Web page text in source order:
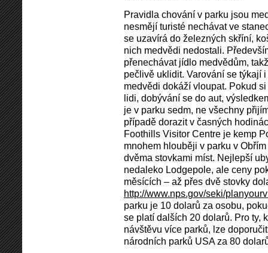
Pravidla chování v parku jsou
nesmějí turisté nechávat ve
se uzavírá do železných skříní,
nich medvědi nedostali.
přenechávat jídlo medvědům,
pečlivě uklidit. Varování se týkají
medvědi dokáží vloupat. Pokud
lidi, dobývání se do aut,
je v parku sedm, ne všechny
případě dorazit v časných
Foothills Visitor Centre je kemp
mnohem hlouběji v parku v
dvěma stovkami míst. Nejlepší
nedaleko Lodgepole, ale ceny
měsících – až přes dvě stovky
http://www.nps.gov/seki/
parku je 10 dolarů za osobu,
se platí dalších 20 dolarů. Pro ty,
návštěvu více parků, lze
národních parků USA za 80